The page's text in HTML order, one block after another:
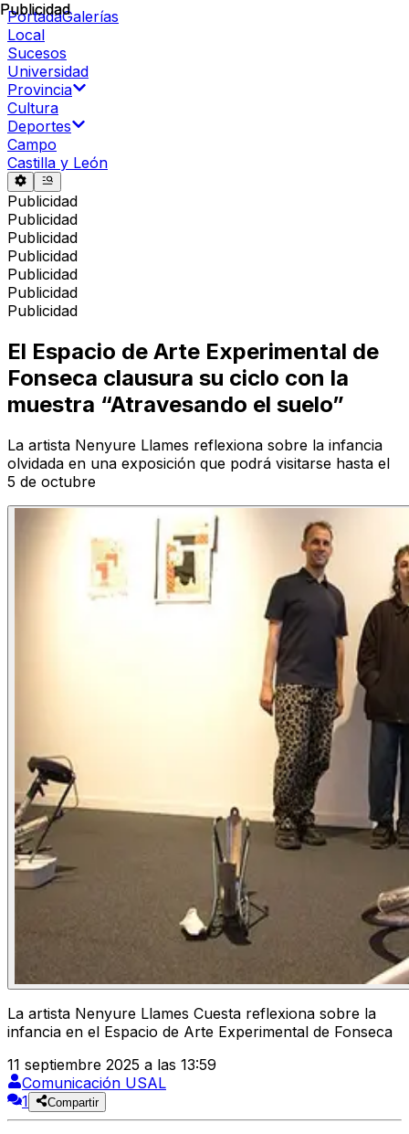
PortadaGalerías
Local
Sucesos
Universidad
Provincia
Cultura
Deportes
Campo
Castilla y León
Publicidad
Publicidad
Publicidad
Publicidad
Publicidad
Publicidad
Publicidad
Publicidad
El Espacio de Arte Experimental de
Fonseca clausura su ciclo con la
muestra “Atravesando el suelo”
La artista Nenyure Llames reflexiona sobre la infancia
olvidada en una exposición que podrá visitarse hasta el
5 de octubre
La artista Nenyure Llames Cuesta reflexiona sobre la
infancia en el Espacio de Arte Experimental de Fonseca
11 septiembre 2025 a las 13:59
Comunicación USAL
1
Compartir
Publicidad